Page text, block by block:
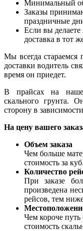
Минимальный
Заказы
праздничные
Если вы
доставка в тот
Мы всегда стараемся
доставки водитель
время он приедет.
В прайсах на
скального грунта.
сторону в
На цену вашего
Объем заказа
Чем больше
стоимость за куб.
Количество
При заказе
произведена
рейсов, тем
Чем короче путь
стоимость